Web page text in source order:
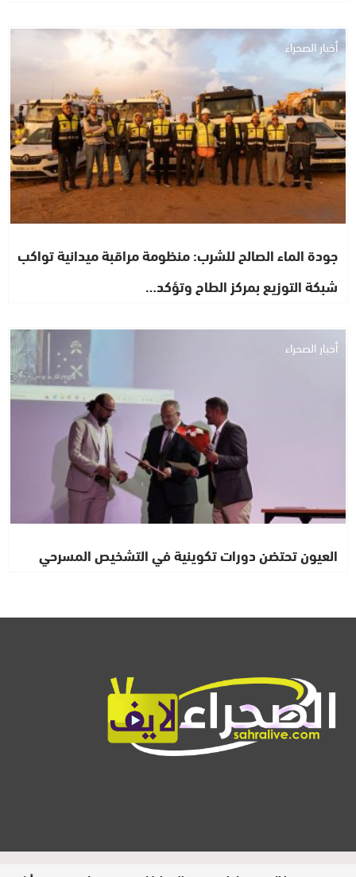
أخبار الصحراء
جودة الماء الصالح للشرب: منظومة مراقبة ميدانية تواكب
شبكة التوزيع بمركز الطاح وتؤكد…
أخبار الصحراء
العيون تحتضن دورات تكوينية في التشخيص المسرحي